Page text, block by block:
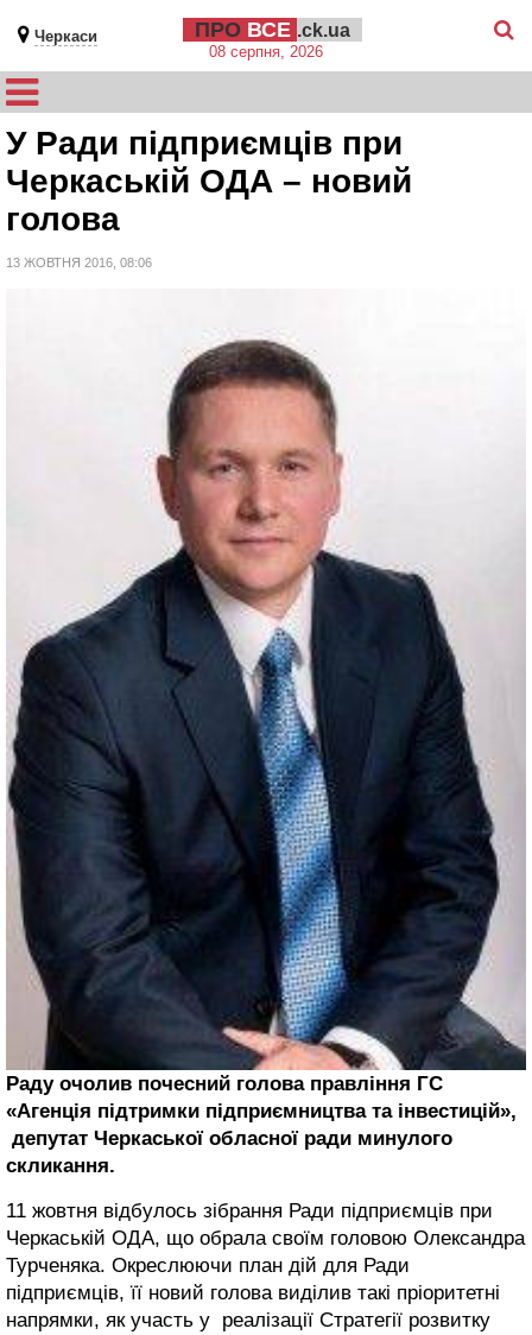
Черкаси ПРО ВСЕ .ck.ua
08 серпня, 2026
У Ради підприємців при
Черкаській ОДА – новий
голова
13 ЖОВТНЯ 2016, 08:06
Раду очолив почесний голова правління ГС
«Агенція підтримки підприємництва та інвестицій»,
депутат Черкаської обласної ради минулого
скликання.
11 жовтня відбулось зібрання Ради підприємців при
Черкаській ОДА, що обрала своїм головою Олександра
Турченяка. Окреслюючи план дій для Ради
підприємців, її новий голова виділив такі пріоритетні
напрямки, як участь у реалізації Стратегії розвитку